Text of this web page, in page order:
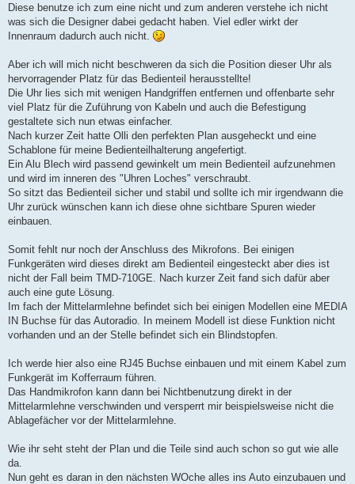
Diese benutze ich zum eine nicht und zum anderen verstehe ich nicht
was sich die Designer dabei gedacht haben. Viel edler wirkt der
Innenraum dadurch auch nicht.
Aber ich will mich nicht beschweren da sich die Position dieser Uhr als
hervorragender Platz für das Bedienteil herausstellte!
Die Uhr lies sich mit wenigen Handgriffen entfernen und offenbarte sehr
viel Platz für die Zuführung von Kabeln und auch die Befestigung
gestaltete sich nun etwas einfacher.
Nach kurzer Zeit hatte Olli den perfekten Plan ausgeheckt und eine
Schablone für meine Bedienteilhalterung angefertigt.
Ein Alu Blech wird passend gewinkelt um mein Bedienteil aufzunehmen
und wird im inneren des "Uhren Loches" verschraubt.
So sitzt das Bedienteil sicher und stabil und sollte ich mir irgendwann die
Uhr zurück wünschen kann ich diese ohne sichtbare Spuren wieder
einbauen.
Somit fehlt nur noch der Anschluss des Mikrofons. Bei einigen
Funkgeräten wird dieses direkt am Bedienteil eingesteckt aber dies ist
nicht der Fall beim TMD-710GE. Nach kurzer Zeit fand sich dafür aber
auch eine gute Lösung.
Im fach der Mittelarmlehne befindet sich bei einigen Modellen eine MEDIA
IN Buchse für das Autoradio. In meinem Modell ist diese Funktion nicht
vorhanden und an der Stelle befindet sich ein Blindstopfen.
Ich werde hier also eine RJ45 Buchse einbauen und mit einem Kabel zum
Funkgerät im Kofferraum führen.
Das Handmikrofon kann dann bei Nichtbenutzung direkt in der
Mittelarmlehne verschwinden und versperrt mir beispielsweise nicht die
Ablagefächer vor der Mittelarmlehne.
Wie ihr seht steht der Plan und die Teile sind auch schon so gut wie alle
da.
Nun geht es daran in den nächsten WOche alles ins Auto einzubauen und